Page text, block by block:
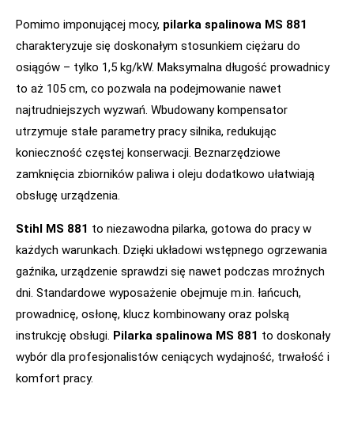
Pomimo imponującej mocy, pilarka spalinowa MS 881
charakteryzuje się doskonałym stosunkiem ciężaru do
osiągów – tylko 1,5 kg/kW. Maksymalna długość prowadnicy
to aż 105 cm, co pozwala na podejmowanie nawet
najtrudniejszych wyzwań. Wbudowany kompensator
utrzymuje stałe parametry pracy silnika, redukując
konieczność częstej konserwacji. Beznarzędziowe
zamknięcia zbiorników paliwa i oleju dodatkowo ułatwiają
obsługę urządzenia.
Stihl MS 881 to niezawodna pilarka, gotowa do pracy w
każdych warunkach. Dzięki układowi wstępnego ogrzewania
gaźnika, urządzenie sprawdzi się nawet podczas mroźnych
dni. Standardowe wyposażenie obejmuje m.in. łańcuch,
prowadnicę, osłonę, klucz kombinowany oraz polską
instrukcję obsługi. Pilarka spalinowa MS 881 to doskonały
wybór dla profesjonalistów ceniących wydajność, trwałość i
komfort pracy.